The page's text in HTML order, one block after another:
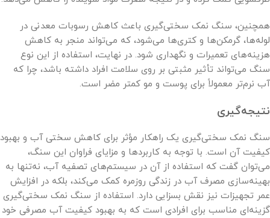
همچنین، سنگ نمک سختی‌گیری باعث کاهش رسوبات معدنی در
لوله‌ها، گرمکن‌ها و کتری‌ها می‌شود، که می‌تواند منجر به کاهش
هزینه‌های تعمیرات و نگهداری شود. در نهایت، استفاده از این نوع
سنگ می‌تواند تأثیر مثبتی بر روی سلامت افراد داشته باشد، چرا که
آب نرم‌تر معمولاً برای پوست و مو کمتر مضر است.
نتیجه‌گیری
سنگ نمک سختی‌گیری یک راهکار مؤثر برای کاهش سختی آب و بهبود
کیفیت آن است. با توجه به کاربردها و مزایای فراوان این سنگ،
می‌توان گفت که استفاده از آن در سیستم‌های تصفیه آب، نه‌تنها به
بهینه‌سازی مصرف آب در زندگی روزمره کمک می‌کند، بلکه در افزایش
عمر تجهیزات نیز نقش بسزایی دارد. استفاده از سنگ نمک سختی‌گیری
گزینه‌ای مناسب برای افرادی است که به بهبود کیفیت آب مصرفی خود